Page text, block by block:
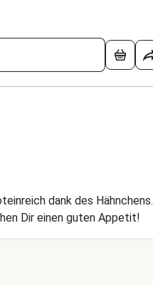
dank des Hähnchens.
Dir einen guten Appetit!